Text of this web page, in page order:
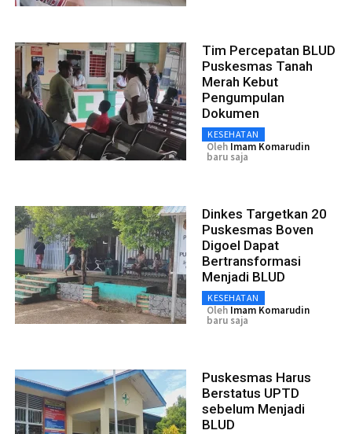
Tim Percepatan BLUD
Puskesmas Tanah
Merah Kebut
Pengumpulan
Dokumen
KESEHATAN
Oleh Imam Komarudin
baru saja
Dinkes Targetkan 20
Puskesmas Boven
Digoel Dapat
Bertransformasi
Menjadi BLUD
KESEHATAN
Oleh Imam Komarudin
baru saja
Puskesmas Harus
Berstatus UPTD
sebelum Menjadi
BLUD